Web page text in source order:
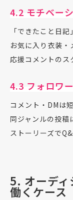
4.2 モチベー
「できたこと日
お気に入り衣装
応援コメントのス
4.3 フォロワ
コメント・DMは
同ジャンルの投稿
ストーリーズで
5. オーディ
働くケース